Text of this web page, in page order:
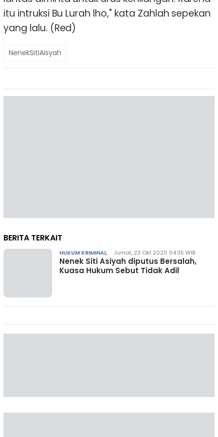
itu intruksi Bu Lurah lho," kata Zahlah sepekan
yang lalu. (Red)
NenekSitiAisyah
BERITA TERKAIT
HUKUM KRIMINAL, Jumat, 23 Okt 2020 04:35 WIB
Nenek Siti Asiyah diputus Bersalah,
Kuasa Hukum Sebut Tidak Adil